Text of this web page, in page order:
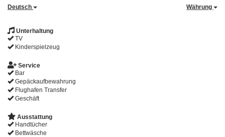
Deutsch Währung
Unterhaltung
TV
Kinderspielzeug
Service
Bar
Gepäckaufbewahrung
Flughafen Transfer
Geschäft
Ausstattung
Handtücher
Bettwäsche